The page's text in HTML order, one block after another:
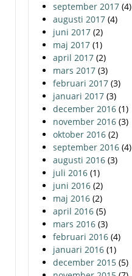
september 2017 (4)
augusti 2017 (4)
juni 2017 (2)
maj 2017 (1)
april 2017 (2)
mars 2017 (3)
februari 2017 (3)
januari 2017 (3)
december 2016 (1)
november 2016 (3)
oktober 2016 (2)
september 2016 (4)
augusti 2016 (3)
juli 2016 (1)
juni 2016 (2)
maj 2016 (2)
april 2016 (5)
mars 2016 (3)
februari 2016 (4)
januari 2016 (1)
december 2015 (5)